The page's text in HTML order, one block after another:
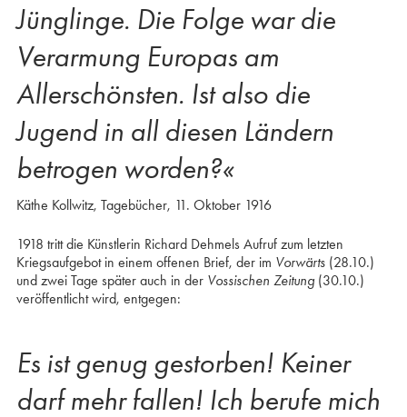
Jünglinge. Die Folge war die
Verarmung Europas am
Allerschönsten. Ist also die
Jugend in all diesen Ländern
betrogen worden?«
Käthe Kollwitz, Tagebücher, 11. Oktober 1916
1918 tritt die Künstlerin Richard Dehmels Aufruf zum letzten
Kriegsaufgebot in einem offenen Brief, der im Vorwärts(28.10.)
und zwei Tage später auch in der Vossischen Zeitung (30.10.)
veröffentlicht wird, entgegen:
Es ist genug gestorben! Keiner
darf mehr fallen! Ich berufe mich